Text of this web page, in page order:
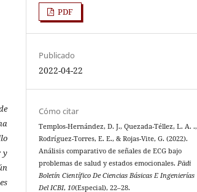
y
PDF
Publicado
2022-04-22
Cómo citar
Templos-Hernández, D. J., Quezada-Téllez, L. A. .,
Rodríguez-Torres, E. E., & Rojas-Vite, G. (2022).
Análisis comparativo de señales de ECG bajo
problemas de salud y estados emocionales.Pädi
Boletín Científico De Ciencias Básicas E Ingenierías
Del ICBI,10(Especial), 22–28.